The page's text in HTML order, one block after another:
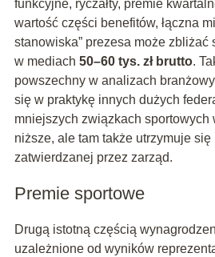
funkcyjne, ryczałty, premie
wartość części benefitów, łączna
stanowiska” prezesa może zbliżać
w mediach 50–60 tys. zł brutto.
powszechny w analizach
się w praktykę innych dużych
mniejszych związkach sportowych
niższe, ale tam także utrzymuje się
zatwierdzanej przez zarząd.
Premie sportowe
Drugą istotną częścią
uzależnione od wyników